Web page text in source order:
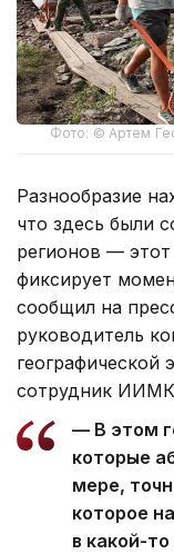
Фото: © Артем
Разнообразие
что здесь были
регионов —
фиксирует
сообщил на
руководитель
географической
сотрудник
— В этом
которые
мере,
которое
в какой-